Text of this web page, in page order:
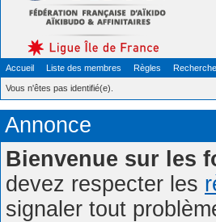
Accueil Liste des membres Règles Recherche
Vous n'êtes pas identifié(e).
Annonce
Bienvenue sur les
devez respecter les
signaler tout